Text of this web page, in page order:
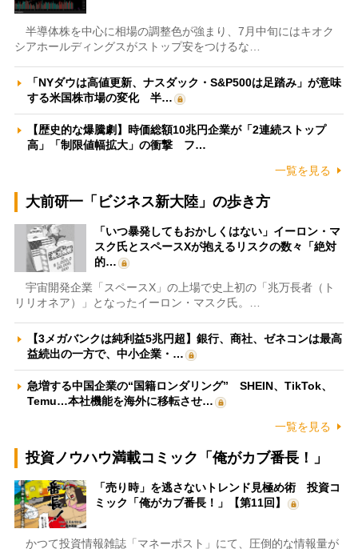
半導体株を中心に相場の調整色が強まり、7月中旬にはキオク
シアホールディングスがストップ安をつけるな…
「NYダウは高値更新、ナスダック・S&P500は足踏み」が意味
する米国株市場の変化 半…
【歴史的な爆騰劇】時価総額10兆円企業が「2連続ストップ
高」「制限値幅拡大」の衝撃 フ…
一覧を見る
大前研一「ビジネス新大陸」の歩き方
「いつ暴発してもおかしくはない」イーロン・マ
スク氏とスペースXが抱えるリスクの数々「絶対
的…
宇宙開発企業「スペースX」の上場で史上初の「兆万長者（ト
リリオネア）」となったイーロン・マスク氏。…
【3メガバンクは純利益5兆円超】銀行、商社、ゼネコンは最高
益続出の一方で、中小企業・…
急増する中国企業の“国籍ロンダリング” SHEIN、TikTok、
Temu…本社機能を海外に移転させ…
一覧を見る
投資ノウハウ満載コミック「俺がカブ番長！」
「売り時」を逃さないトレンド見極め術 投資コ
ミック「俺がカブ番長！」【第11回】
かつて投資情報雑誌「マネーポスト」にて、圧倒的な情報量が